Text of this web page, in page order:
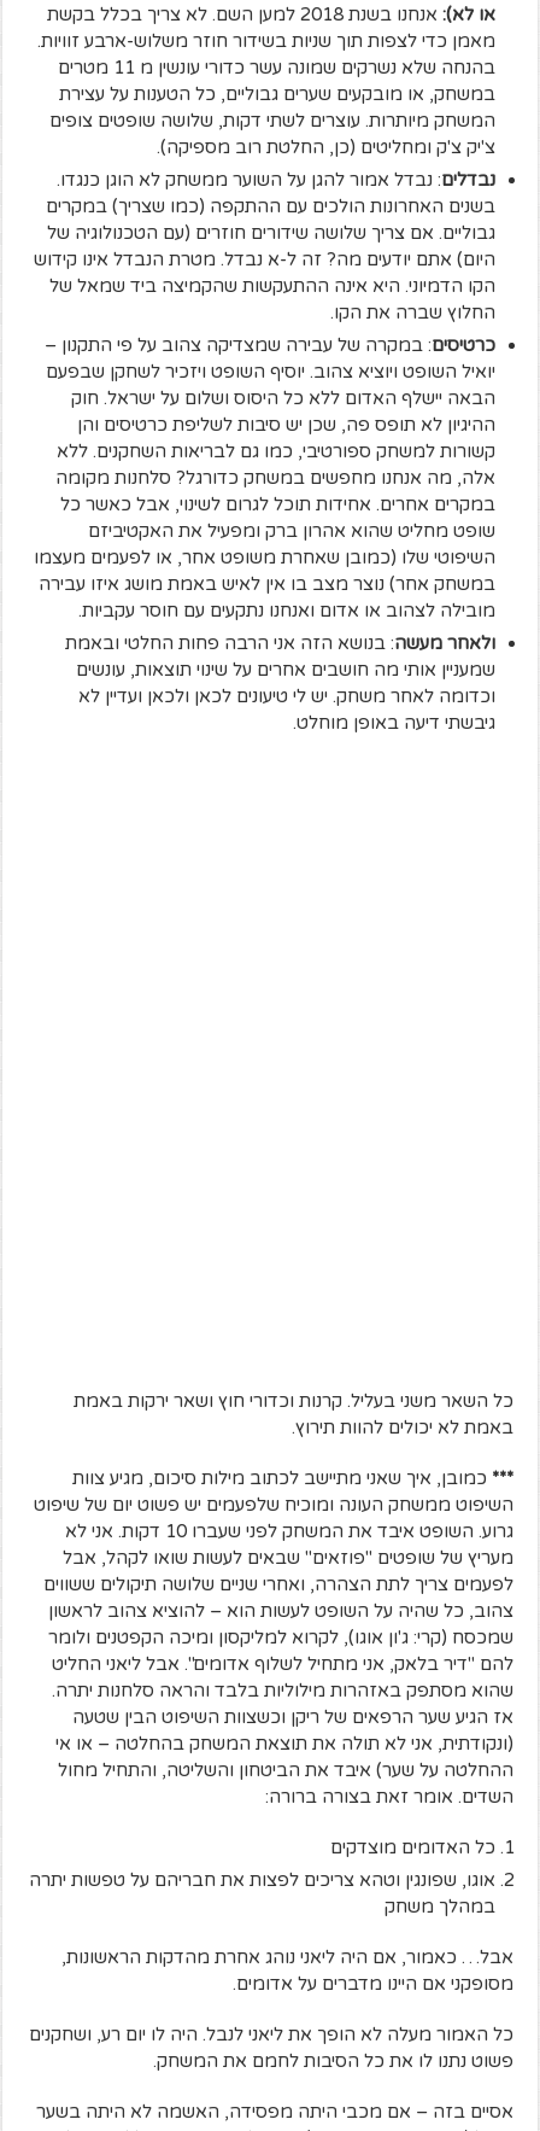
או לא):
אנחנו בשנת 2018 למען השם. לא צריך בכלל בקשת
מאמן כדי לצפות תוך שניות בשידור חוזר משלוש-ארבע זוויות.
בהנחה שלא נשרקים שמונה עשר כדורי עונשין מ 11 מטרים
במשחק, או מובקעים שערים גבוליים, כל הטענות על עצירת
המשחק מיותרות. עוצרים לשתי דקות, שלושה שופטים צופים
צ'יק צ'ק ומחליטים (כן, החלטת רוב מספיקה).
נבדלים: נבדל אמור להגן על השוער ממשחק לא הוגן כנגדו.
בשנים האחרונות הולכים עם ההתקפה (כמו שצריך) במקרים
גבוליים. אם צריך שלושה שידורים חוזרים (עם הטכנולוגיה של
היום) אתם יודעים מה? זה ל-א נבדל. מטרת הנבדל אינו קידוש
הקו הדמיוני. היא אינה ההתעקשות שהקמיצה ביד שמאל של
החלוץ שברה את הקו.
כרטיסים: במקרה של עבירה שמצדיקה צהוב על פי התקנון –
יואיל השופט ויוציא צהוב. יוסיף השופט ויזכיר לשחקן שבפעם
הבאה יישלף האדום ללא כל היסוס ושלום על ישראל. חוק
ההיגיון לא תופס פה, שכן יש סיבות לשליפת כרטיסים והן
קשורות למשחק ספורטיבי, כמו גם לבריאות השחקנים. ללא
אלה, מה אנחנו מחפשים במשחק כדורגל? סלחנות מקומה
במקרים אחרים. אחידות תוכל לגרום לשינוי, אבל כאשר כל
שופט מחליט שהוא אהרון ברק ומפעיל את האקטיביזם
השיפוטי שלו (כמובן שאחרת משופט אחר, או לפעמים מעצמו
במשחק אחר) נוצר מצב בו אין לאיש באמת מושג איזו עבירה
מובילה לצהוב או אדום ואנחנו נתקעים עם חוסר עקביות.
ולאחר מעשה: בנושא הזה אני הרבה פחות החלטי ובאמת
שמעניין אותי מה חושבים אחרים על שינוי תוצאות, עונשים
וכדומה לאחר משחק. יש לי טיעונים לכאן ולכאן ועדיין לא
גיבשתי דיעה באופן מוחלט.
כל השאר משני בעליל. קרנות וכדורי חוץ ושאר ירקות באמת
באמת לא יכולים להוות תירוץ.
*** כמובן, איך שאני מתיישב לכתוב מילות סיכום, מגיע צוות
השיפוט ממשחק העונה ומוכיח שלפעמים יש פשוט יום של שיפוט
גרוע. השופט איבד את המשחק לפני שעברו 10 דקות. אני לא
מעריץ של שופטים "פוזאים" שבאים לעשות שואו לקהל, אבל
לפעמים צריך לתת הצהרה, ואחרי שניים שלושה תיקולים ששווים
צהוב, כל שהיה על השופט לעשות הוא – להוציא צהוב לראשון
שמכסח (קרי: ג'ון אוגו), לקרוא למליקסון ומיכה הקפטנים ולומר
להם "דיר בלאק, אני מתחיל לשלוף אדומים". אבל ליאני החליט
שהוא מסתפק באזהרות מילוליות בלבד והראה סלחנות יתרה.
אז הגיע שער הרפאים של ריקן וכשצוות השיפוט הבין שטעה
(ונקודתית, אני לא תולה את תוצאת המשחק בהחלטה – או אי
ההחלטה על שער) איבד את הביטחון והשליטה, והתחיל מחול
השדים. אומר זאת בצורה ברורה:
כל האדומים מוצדקים
אוגו, שפונגין וטהא צריכים לפצות את חבריהם על טפשות יתרה
במהלך משחק
אבל… כאמור, אם היה ליאני נוהג אחרת מהדקות הראשונות,
מסופקני אם היינו מדברים על אדומים.
כל האמור מעלה לא הופך את ליאני לנבל. היה לו יום רע, ושחקנים
פשוט נתנו לו את כל הסיבות לחמם את המשחק.
אסיים בזה – אם מכבי היתה מפסידה, האשמה לא היתה בשער